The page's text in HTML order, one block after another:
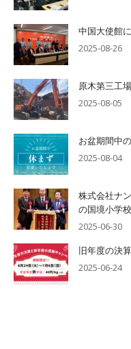
中国大使館
2025-08-26
原木第三工
2025-08-05
お盆期間中
2025-08-04
株式会社ナ
の国境小学
2025-06-30
旧年度の決
2025-06-24